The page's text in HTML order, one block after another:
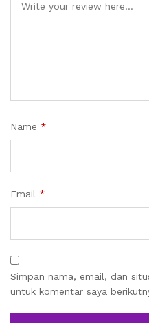
Name *
Email *
Simpan nama, email, dan
untuk komentar saya